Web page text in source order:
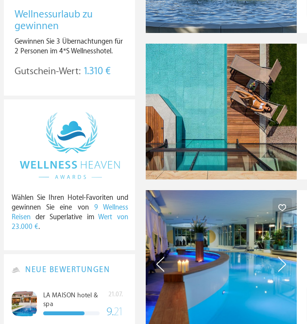
Wellnessurlaub zu
gewinnen
Gewinnen Sie 3 Übernachtungen für
2 Personen im 4*S Wellnesshotel.
Gutschein-Wert: 1.310 €
Wählen Sie Ihren Hotel-Favoriten und
gewinnen Sie eine von 9 Wellness
Reisen der Superlative imWert von
23.000 €.
NEUE BEWERTUNGEN
LA MAISON hotel &
spa
21.07.
9.21